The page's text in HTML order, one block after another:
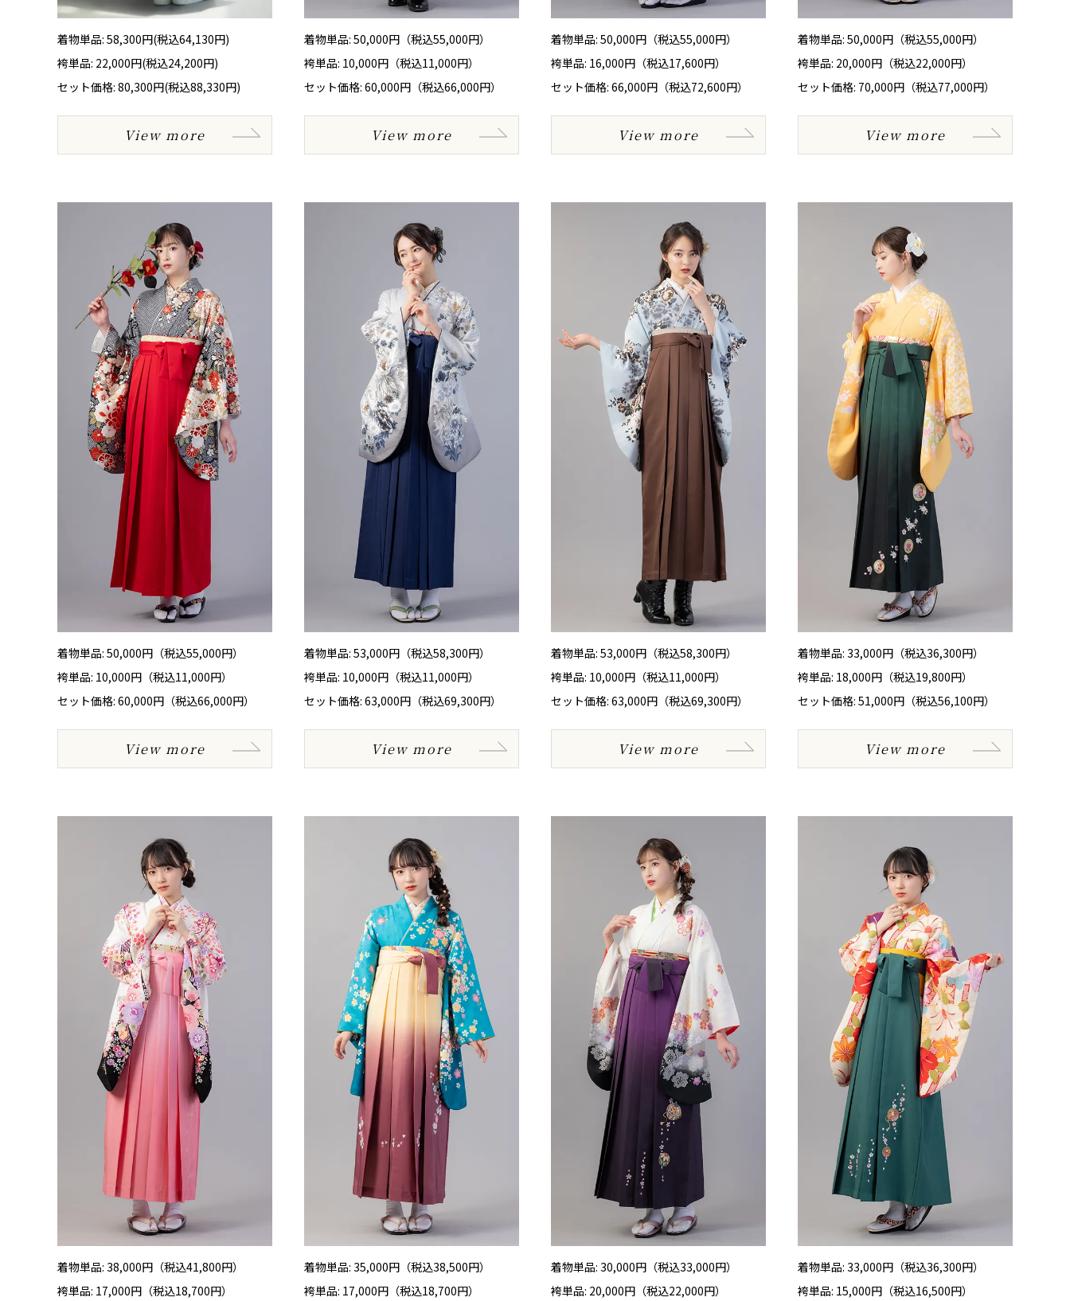
着物単品: 58,300円(税込64,130円)
袴単品: 22,000円(税込24,200円)
セット価格: 80,300円(税込88,330円)
View more
着物単品: 50,000円（税込55,000円）
袴単品: 10,000円（税込11,000円）
セット価格: 60,000円（税込66,000円）
View more
着物単品: 50,000円（税込55,000円）
袴単品: 16,000円（税込17,600円）
セット価格: 66,000円（税込72,600円）
View more
着物単品: 50,000円（税込55,000円）
袴単品: 20,000円（税込22,000円）
セット価格: 70,000円（税込77,000円）
View more
着物単品: 50,000円（税込55,000円）
袴単品: 10,000円（税込11,000円）
セット価格: 60,000円（税込66,000円）
View more
着物単品: 53,000円（税込58,300円）
袴単品: 10,000円（税込11,000円）
セット価格: 63,000円（税込69,300円）
View more
着物単品: 53,000円（税込58,300円）
袴単品: 10,000円（税込11,000円）
セット価格: 63,000円（税込69,300円）
View more
着物単品: 33,000円（税込36,300円）
袴単品: 18,000円（税込19,800円）
セット価格: 51,000円（税込56,100円）
View more
着物単品: 38,000円（税込41,800円）
袴単品: 17,000円（税込18,700円）
着物単品: 35,000円（税込38,500円）
袴単品: 17,000円（税込18,700円）
着物単品: 30,000円（税込33,000円）
袴単品: 20,000円（税込22,000円）
着物単品: 33,000円（税込36,300円）
袴単品: 15,000円（税込16,500円）